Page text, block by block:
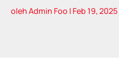
olehAdmin Foo | Feb 19, 2025